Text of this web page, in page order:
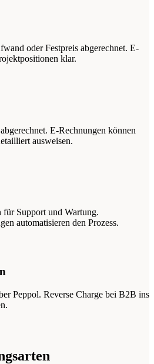
oder Festpreis abgerechnet. E-
klar.
E-Rechnungen können
ausweisen.
für Support und Wartung.
automatisieren den Prozess.
Peppol. Reverse Charge bei B2B ins